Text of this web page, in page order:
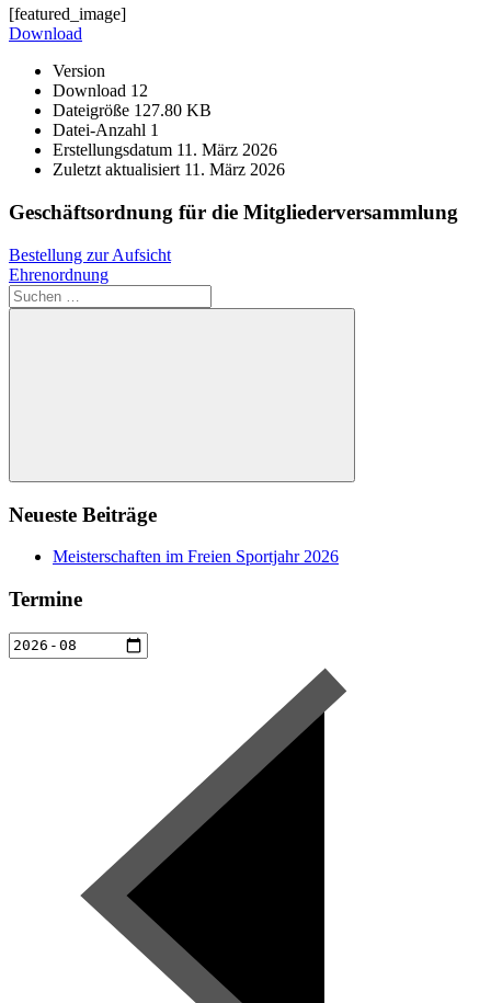
[featured_image]
Download
Version
Download 12
Dateigröße 127.80 KB
Datei-Anzahl 1
Erstellungsdatum 11. März 2026
Zuletzt aktualisiert 11. März 2026
Geschäftsordnung für die Mitgliederversammlung
Beitragsnavigation
Vorheriger
Beitrag:
Bestellung zur Aufsicht
Nächster
Beitrag:
Ehrenordnung
Suchen
nach:
Suchen
Neueste Beiträge
Meisterschaften im Freien Sportjahr 2026
Termine